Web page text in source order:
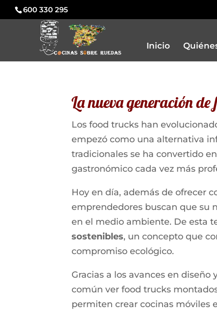
600 330 295
Inicio
La nueva generación
Los food trucks han
empezó como una alternativa
tradicionales se ha convertido
gastronómico cada vez más
Hoy en día, además de ofrecer
emprendedores buscan que su
en el medio ambiente. De esta
sostenibles, un concepto que
compromiso ecológico.
Gracias a los avances en
común ver food trucks
permiten crear cocinas móviles